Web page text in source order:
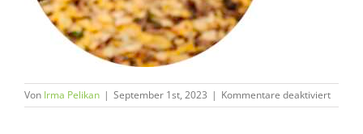
Von Irma Pelikan | September 1st, 2023 | Kommentare deaktiviertfür